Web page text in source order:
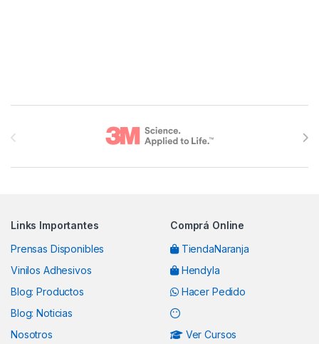
Links Importantes
Prensas Disponibles
Vinilos Adhesivos
Blog: Productos
Blog: Noticias
Nosotros
Comprá Online
TiendaNaranja
Hendyla
Hacer Pedido
Ver Cursos